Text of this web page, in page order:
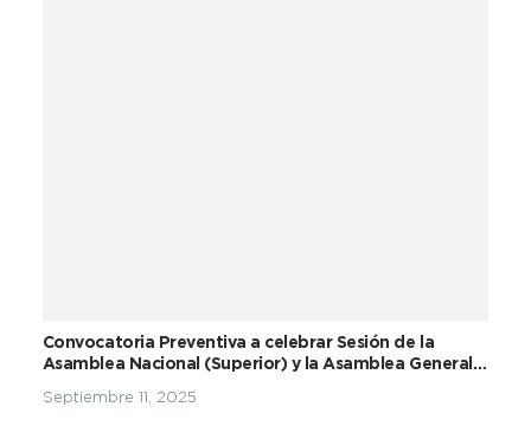
Convocatoria Preventiva a celebrar Sesión de la
Asamblea Nacional (Superior) y la Asamblea General
Septiembre 11, 2025